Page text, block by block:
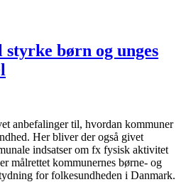
børn og unges
anbefalinger til, hvordan kommuner
Her bliver der også givet
indsatser om fx fysisk aktivitet
målrettet kommunernes børne- og
for folkesundheden i Danmark.